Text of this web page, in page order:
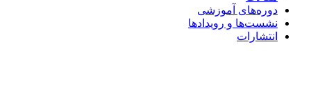
دوره‌های آموزشی
نشست‌ها و رویدادها
انتشارات